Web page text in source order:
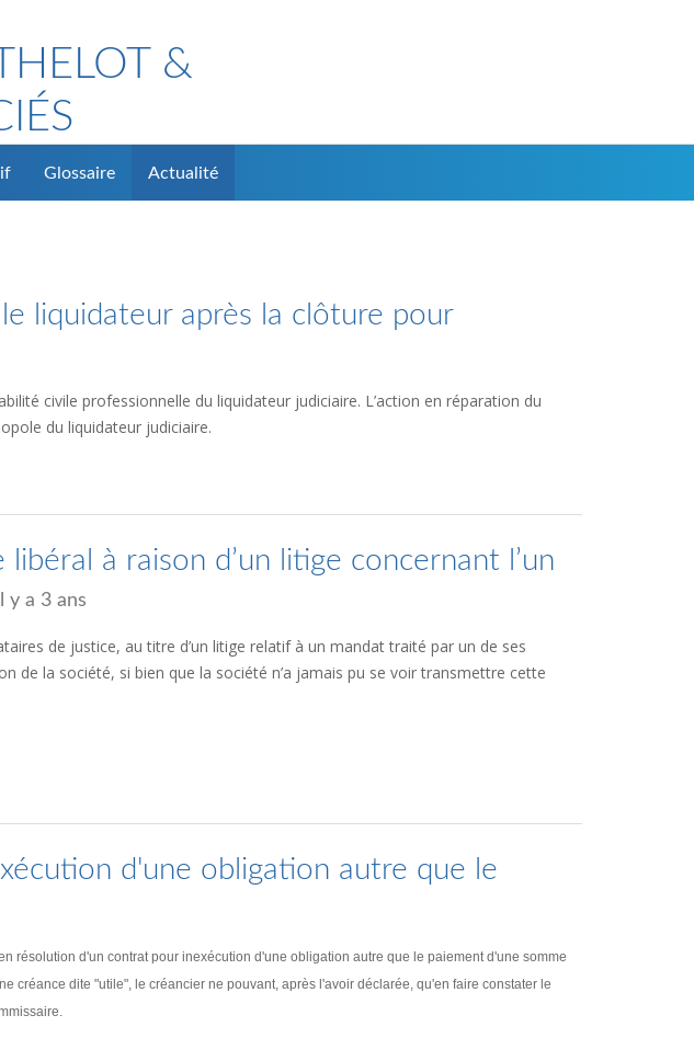
&
Glossaire Actualité
liquidateur après la clôture pour
civile professionnelle du liquidateur judiciaire. L’action en réparation du
du liquidateur judiciaire.
libéral à raison d’un litige concernant l’un
y a 3 ans
de justice, au titre d’un litige relatif à un mandat traité par un de ses
de la société, si bien que la société n’a jamais pu se voir transmettre cette
d'une obligation autre que le
résolution d'un contrat pour inexécution d'une obligation autre que le paiement d'une somme
créance dite "utile", le créancier ne pouvant, après l'avoir déclarée, qu'en faire constater le